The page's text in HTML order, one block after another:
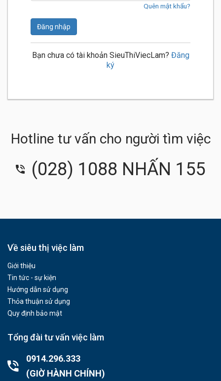
Quên mật khẩu?
Đăng nhập
Bạn chưa có tài khoản SieuThiViecLam? Đăng
ký
Hotline tư vấn cho người tìm việc
(028) 1088 NHẤN 155
Về siêu thị việc làm
Giới thiệu
Tin tức - sự kiện
Hướng dẫn sử dụng
Thỏa thuận sử dụng
Quy định bảo mật
Tổng đài tư vấn việc làm
0914.296.333
(GIỜ HÀNH CHÍNH)